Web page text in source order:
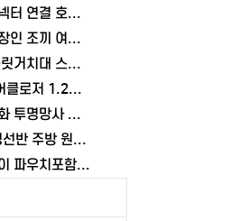
중간밸브 여바라 커넥터 연결 호스 배관 물호스 원터치 부속 잠금 어댑터
깔깔이 패딩조끼 직장인 조끼 여바라 보온 남녀공용 얇은 패딩 정장 경량
쇼파 침대 틈새 태블릿거치대 스탠드 핸드폰거치대 360도 회전 각도조절
자동문닫힘 방문도어클로저 1.2mm 무타공 와이어 미닫이 슬라이딩 열림방지 중문
필통파우치 메쉬 잡화 투명망사 심플 화장품 여바라
접이식선반 폴딩선반 주방 원터치 여바라 4단, 이동식 베란다 팬트리 72x34x126.5cm, 수납 블랙
바베큐꼬치 스텐 구이 파우치포함 양꼬치 쇠꼬챙이 보관 캠핑 세트 10개